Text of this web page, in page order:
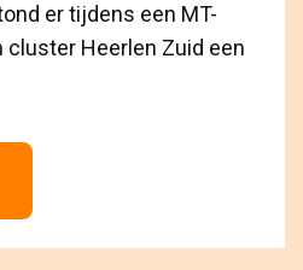
er tijdens een MT-
Heerlen Zuid een